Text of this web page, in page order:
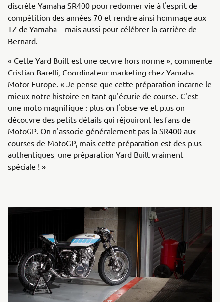
discrète Yamaha SR400 pour redonner vie à l'esprit de
compétition des années 70 et rendre ainsi hommage aux
TZ de Yamaha – mais aussi pour célébrer la carrière de
Bernard.
« Cette Yard Built est une œuvre hors norme », commente
Cristian Barelli, Coordinateur marketing chez Yamaha
Motor Europe. « Je pense que cette préparation incarne le
mieux notre histoire en tant qu'écurie de course. C'est
une moto magnifique : plus on l'observe et plus on
découvre des petits détails qui réjouiront les fans de
MotoGP. On n'associe généralement pas la SR400 aux
courses de MotoGP, mais cette préparation est des plus
authentiques, une préparation Yard Built vraiment
spéciale ! »